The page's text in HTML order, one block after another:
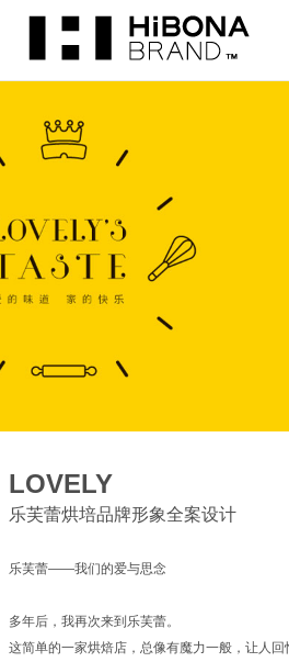
LOVELY
乐芙蕾烘培品牌形象全案设计
乐芙蕾——我们的爱与思念
多年后，我再次来到乐芙蕾。
这简单的一家烘焙店，总像有魔力一般，让人回